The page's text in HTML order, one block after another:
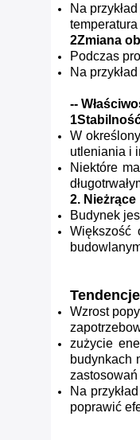
Na
2Zmiana
Podczas
Na
--
W
utleniania i
Niektóre
2. Nieżrące
Budynek
Większość
Wzrost
zużycie
budynkach
Na
poprawić